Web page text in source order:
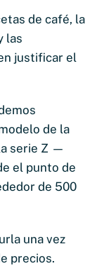
de café, la
las
justificar el
de la
serie Z —
el punto de
de 500
una vez
precios.